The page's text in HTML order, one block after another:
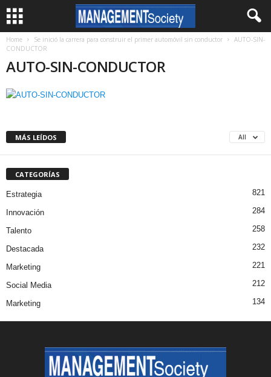
Home Se inició la carrera para construir el primer automóvil sin conductor
AUTO-SIN-
CONDUCTOR
AUTO-SIN-CONDUCTOR
MÁS LEÍDOS All
CATEGORÍAS
Estrategia 821
Innovación 284
Talento 258
Destacada 232
Marketing 221
Social Media 212
Marketing 134